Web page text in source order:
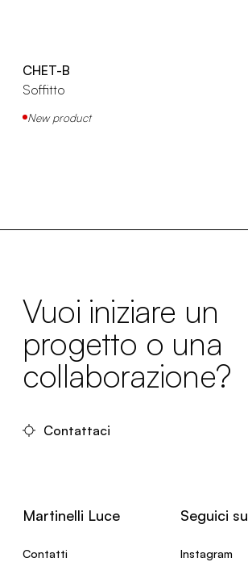
CHET-B
Soffitto
New product
Vuoi iniziare un
progetto o una
collaborazione?
Contattaci
Martinelli Luce
Contatti
Seguici su
Instagram